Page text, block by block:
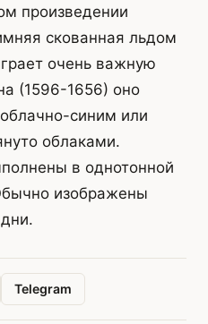
произведении
скованная льдом
очень важную
(1596-1656) оно
синим или
облаками.
в однотонной
изображены
Telegram